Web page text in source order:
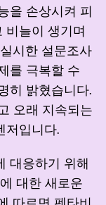
을 손상시켜 피
비늘이 생기며
시한 설문조사
를 극복할 수
히 밝혔습니다.
오래 지속되는
저입니다.
대응하기 위해
대한 새로운